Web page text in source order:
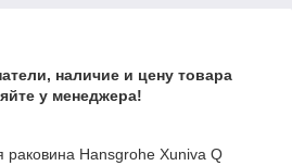
наличие и цену товара
у менеджера!
Hansgrohe Xuniva Q